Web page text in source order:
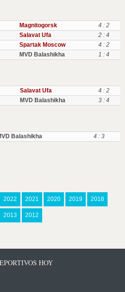
Magnitogorsk
4 : 2
Salavat Ufa
2 : 4
Spartak Moscow
4 : 2
MVD Balashikha 1 : 4
Salavat Ufa
4 : 2
MVD Balashikha 3 : 4
Balashikha 4 : 3
2022 2021 2020 2019 2018
2013 2012
HOY